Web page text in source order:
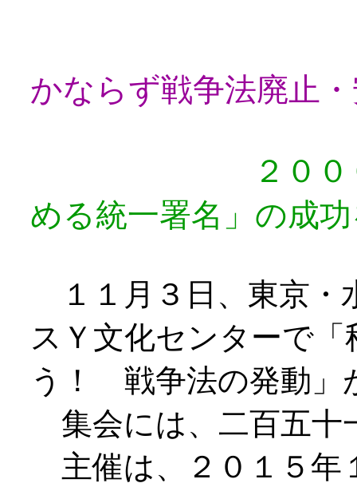
かならず戦争法廃止
２００
める統一署名」の成
１１月３日、東京・
スＹ文化センターで
う！ 戦争法の発動」
集会には、二百五十
主催は、２０１５年